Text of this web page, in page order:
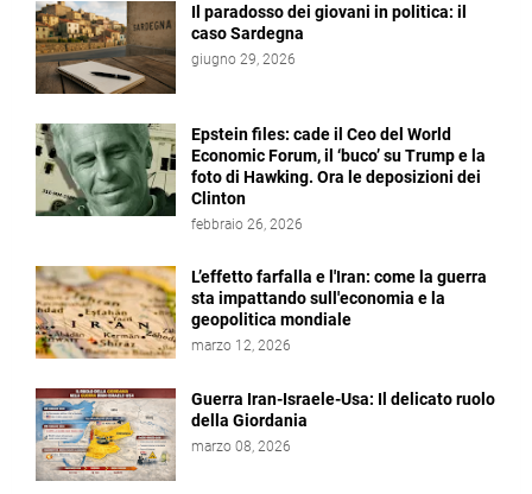
Il paradosso dei giovani in politica: il
caso Sardegna
giugno 29, 2026
Epstein files: cade il Ceo del World
Economic Forum, il ‘buco’ su Trump e la
foto di Hawking. Ora le deposizioni dei
Clinton
febbraio 26, 2026
L’effetto farfalla e l'Iran: come la guerra
sta impattando sull'economia e la
geopolitica mondiale
marzo 12, 2026
Guerra Iran-Israele-Usa: Il delicato ruolo
della Giordania
marzo 08, 2026